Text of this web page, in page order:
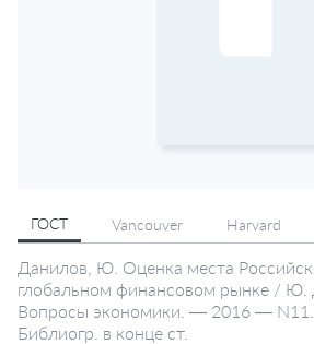
ГОСТ Vancouver Harvard
Данилов, Ю. Оценка места
глобальном финансовом рынке / Ю.
Вопросы экономики. — 2016 —
Библиогр. в конце ст.